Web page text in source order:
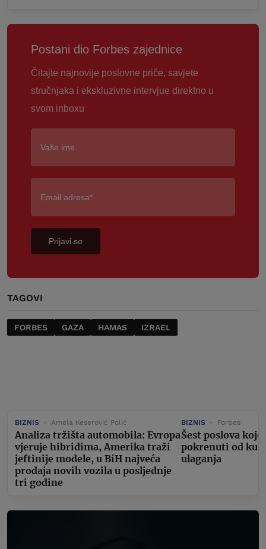
Postani dio Forbes zajednice
Čitajte najnovije poslovne priče, savjete
stručnjaka i ekskluzivne intervjue direktno u
svom inboxu
Prijavi se
TAGOVI
FORBES GAZA HAMAS IZRAEL
BIZNIS Amela Keserović Polić
Analiza tržišta automobila: Evropa
vjeruje hibridima, Amerika traži
jeftinije modele, u BiH najveća
prodaja novih vozila u posljednje
tri godine
BIZNIS Forbes
Šest poslova
pokrenuti od
ulaganja